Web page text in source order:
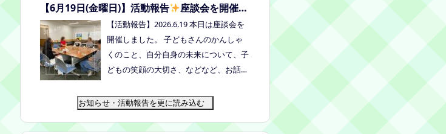
談会(北村がゲストスピーカーで参加し
→https://forms.gle/dX64uMjs71WqewA
月28日（火）10:00~13:00頃 場所：玉島
某所 参加者：保護者5名程度 参加費：50
【6月19日(金曜日)】活動報告
座談会を開催し
ました
【活動報告】2026.6.19 本日は座談会を
開催しました。 子どもさんのかんしゃ
くのこと、自分自身の未来について、子
どもの笑顔の大切さ、などなど、お話し
4:00 くらしき健康福祉プラザボランティ
お知らせ・活動報告を更に読み込む